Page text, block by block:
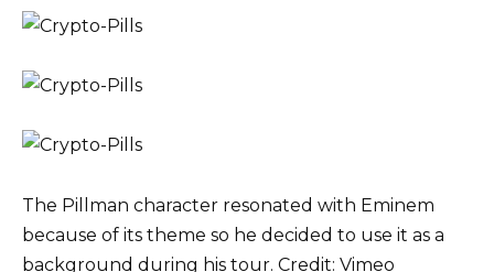
The Pillman character resonated with Eminem
because of its theme so he decided to use it as a
background during his tour. Credit: Vimeo